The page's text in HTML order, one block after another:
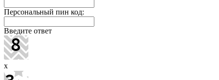
Персональный пин код:
Введите ответ
x